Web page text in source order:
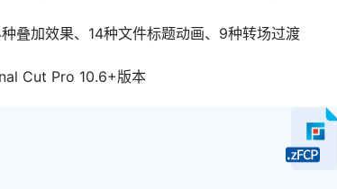
叠加效果、14种文件标题动画、9种转场过渡
Cut Pro 10.6+版本